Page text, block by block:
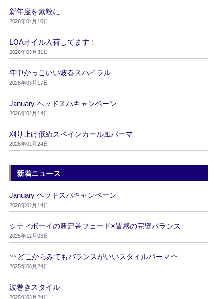
新年度を素敵に
2026年04月10日
LOAオイル入荷してます！
2026年03月31日
年中かっこいい波巻スパイラル
2026年03月17日
January ヘッドスパキャンペーン
2026年02月14日
刈り上げ低めスペインカール風パーマ
2026年01月24日
新着ニュース
January ヘッドスパキャンペーン
2026年02月14日
シティボーイの新定番フェード×質感の完璧バランス
2025年12月03日
どこからみてもバランスがいいスタイルパーマ
2025年06月24日
波巻きスタイル
2025年03月24日